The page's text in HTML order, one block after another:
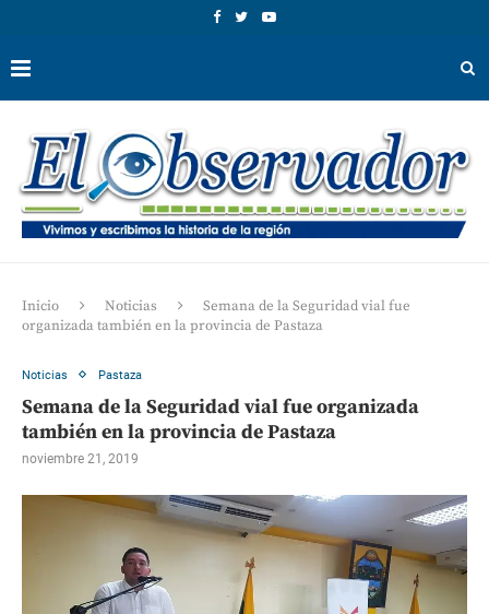
Inicio Noticias
Semana de la Seguridad vial fue
organizada también en la provincia de Pastaza
Noticias Pastaza
Semana de la Seguridad vial fue organizada
también en la provincia de Pastaza
noviembre 21, 2019